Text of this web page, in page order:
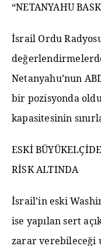
“NETANYAHU
İsrail Ordu
Netanyahu’nun
bir pozisyonda
kapasitesinin
ESKİ
RİSK ALTINDA
İsrail’in eski
ise yapılan sert
zarar verebileceği